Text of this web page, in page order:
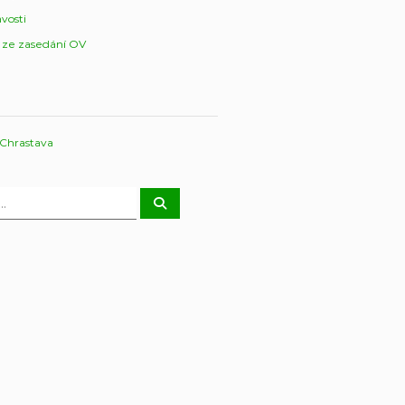
ze zasedání OV
H